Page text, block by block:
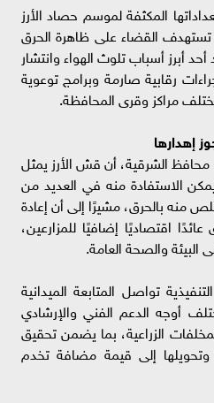
المكثفة لموسم حصاد الأرز
القضاء على ظاهرة الحرق
أبرز أسباب تلوث الهواء وانتشار
رقابية صارمة وبرامج توعوية
مراكز وقرى المحافظة.
إهدارها
الشرقية، أن قش الأرز يمثل
الاستفادة منه في العديد من
منه بالحرق، مشيرًا إلى أن إعادة
اقتصاديًا إضافيًا للمزارعين،
والصحة العامة.
تواصل المتابعة الميدانية
أوجه الدعم الفني والإرشادي
الزراعية، بما يضمن تحقيق
إلى قيمة مضافة تخدم